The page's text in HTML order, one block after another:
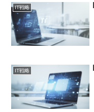
IT戦略
IT戦略